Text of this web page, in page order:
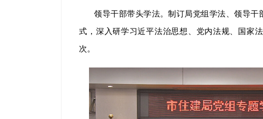
领导干部带头学法。制订局党组学法、领导
式，深入研学习近平法治思想、党内法规、国家
次。